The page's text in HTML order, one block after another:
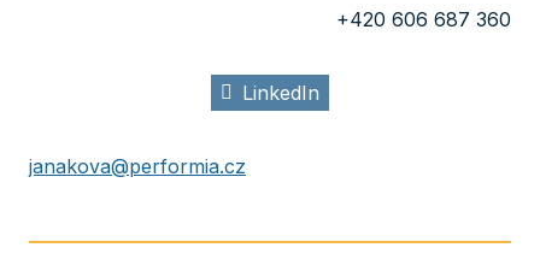
+420 606 687 360
LinkedIn
janakova@performia.cz